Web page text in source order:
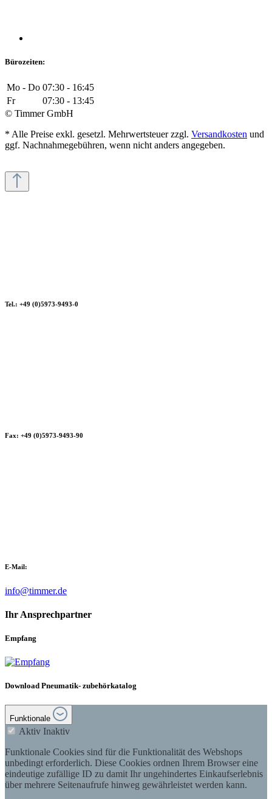
Bürozeiten:
Mo - Do 07:30 - 16:45
Fr
07:30 - 13:45
© Timmer GmbH
* Alle Preise exkl. gesetzl. Mehrwertsteuer zzgl. Versandkosten und
ggf. Nachnahmegebühren, wenn nicht anders angegeben.
Tel.: +49 (0)5973-9493-0
Fax: +49 (0)5973-9493-90
E-Mail:
info@timmer.de
Ihr Ansprechpartner
Empfang
Download Pneumatik- zubehörkatalog
Funktionale
Aktiv Inaktiv
Funktionale Cookies sind für die Funktionalität des Webshops
unbedingt erforderlich. Diese Cookies ordnen Ihrem Browser eine
eindeutige zufällige ID zu damit Ihr ungehindertes Einkaufserlebnis
über mehrere Seitenaufrufe hinweg gewährleistet werden kann.